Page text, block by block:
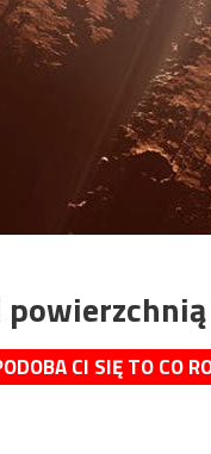
CI SIĘ TO CO